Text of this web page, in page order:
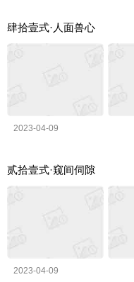
肆拾壹式·人面兽心
2023-04-09
贰拾壹式·窥间伺隙
2023-04-09